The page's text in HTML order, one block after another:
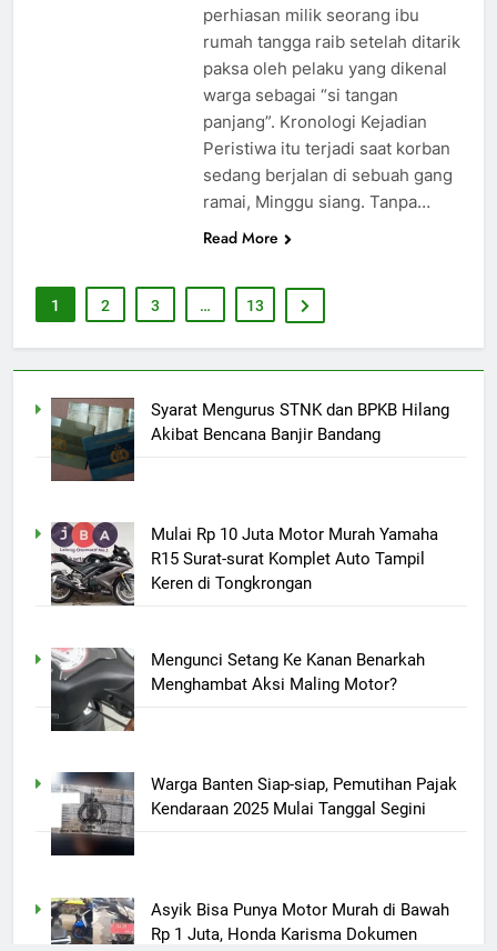
perhiasan milik seorang ibu
rumah tangga raib setelah ditarik
paksa oleh pelaku yang dikenal
warga sebagai “si tangan
panjang”. Kronologi Kejadian
Peristiwa itu terjadi saat korban
sedang berjalan di sebuah gang
ramai, Minggu siang. Tanpa…
Read More
1 2 3 … 13
Syarat Mengurus STNK dan BPKB Hilang
Akibat Bencana Banjir Bandang
Mulai Rp 10 Juta Motor Murah Yamaha
R15 Surat-surat Komplet Auto Tampil
Keren di Tongkrongan
Mengunci Setang Ke Kanan Benarkah
Menghambat Aksi Maling Motor?
Warga Banten Siap-siap, Pemutihan Pajak
Kendaraan 2025 Mulai Tanggal Segini
Asyik Bisa Punya Motor Murah di Bawah
Rp 1 Juta, Honda Karisma Dokumen